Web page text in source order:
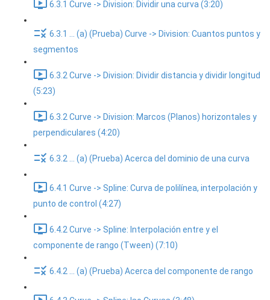
6.3.1 Curve -> Division: Dividir una curva (3:20)
6.3.1 ... (a) (Prueba) Curve -> Division: Cuantos puntos y
segmentos
6.3.2 Curve -> Division: Dividir distancia y dividir longitud
(5:23)
6.3.2 Curve -> Division: Marcos (Planos) horizontales y
perpendiculares (4:20)
6.3.2 ... (a) (Prueba) Acerca del dominio de una curva
6.4.1 Curve -> Spline: Curva de polilínea, interpolación y
punto de control (4:27)
6.4.2 Curve -> Spline: Interpolación entre y el
componente de rango (Tween) (7:10)
6.4.2 ... (a) (Prueba) Acerca del componente de rango